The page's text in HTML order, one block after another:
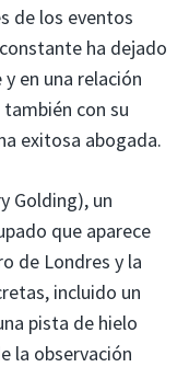
de los eventos
ha dejado
en una relación
con su
exitosa abogada.
Golding), un
que aparece
de Londres y la
incluido un
pista de hielo
la observación